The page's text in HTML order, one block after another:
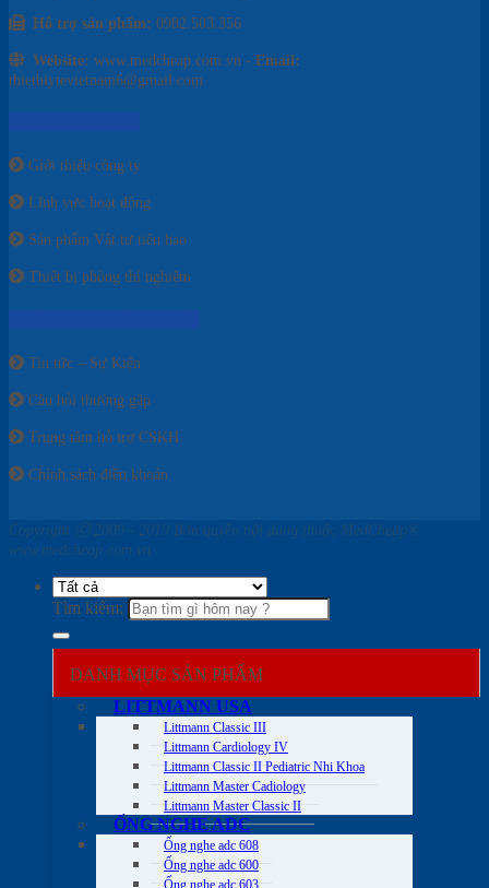
Hỗ trợ sản phẩm: 0982.503.356
Website: www.medcheap.com.vn - Email:
thietbiytevietnam6@gmail.com
Giới thiệu công ty
Lĩnh vực hoạt động
Sản phẩm Vật tư tiêu hao
Thiết bị phòng thí nghiệm
Tin tức – Sự Kiện
Câu hỏi thường gặp
Trung tâm hỗ trợ CSKH
Chính sách điều khoản
Copyright ⓒ 2009 - 2019 Bản quyền nội dung thuộc MedCheap®
www.medcheap.com.vn
Tìm kiếm:
DANH MỤC SẢN PHẨM
LITTMANN USA
Littmann Classic III
Littmann Cardiology IV
Littmann Classic II Pediatric Nhi Khoa
Littmann Master Cadiology
Littmann Master Classic II
ỐNG NGHE ADC
Ống nghe adc 608
Ống nghe adc 600
Ống nghe adc 603